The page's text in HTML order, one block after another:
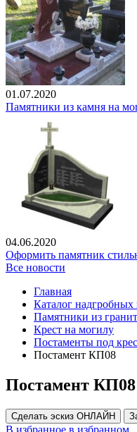
01.07.2020
Памятники из камня на
04.06.2020
Оформить памятник
Все новости
Главная
Каталог
Памятники из
Крест на могилу
Постаменты под
Постамент КП08
Постамент КП08
Сделать эскиз ОНЛАЙН